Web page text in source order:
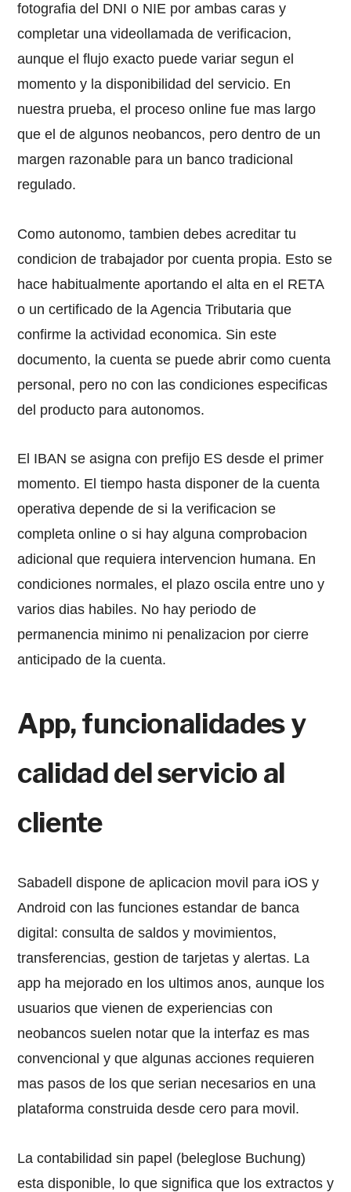
fotografia del DNI o NIE por ambas caras y
completar una videollamada de verificacion,
aunque el flujo exacto puede variar segun el
momento y la disponibilidad del servicio. En
nuestra prueba, el proceso online fue mas largo
que el de algunos neobancos, pero dentro de un
margen razonable para un banco tradicional
regulado.
Como autonomo, tambien debes acreditar tu
condicion de trabajador por cuenta propia. Esto se
hace habitualmente aportando el alta en el RETA
o un certificado de la Agencia Tributaria que
confirme la actividad economica. Sin este
documento, la cuenta se puede abrir como cuenta
personal, pero no con las condiciones especificas
del producto para autonomos.
El IBAN se asigna con prefijo ES desde el primer
momento. El tiempo hasta disponer de la cuenta
operativa depende de si la verificacion se
completa online o si hay alguna comprobacion
adicional que requiera intervencion humana. En
condiciones normales, el plazo oscila entre uno y
varios dias habiles. No hay periodo de
permanencia minimo ni penalizacion por cierre
anticipado de la cuenta.
App, funcionalidades y
calidad del servicio al
cliente
Sabadell dispone de aplicacion movil para iOS y
Android con las funciones estandar de banca
digital: consulta de saldos y movimientos,
transferencias, gestion de tarjetas y alertas. La
app ha mejorado en los ultimos anos, aunque los
usuarios que vienen de experiencias con
neobancos suelen notar que la interfaz es mas
convencional y que algunas acciones requieren
mas pasos de los que serian necesarios en una
plataforma construida desde cero para movil.
La contabilidad sin papel (beleglose Buchung)
esta disponible, lo que significa que los extractos y